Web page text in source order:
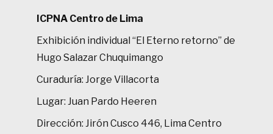
ICPNA Centro de Lima
Exhibición individual “El Eterno retorno” de
Hugo Salazar Chuquimango
Curaduría: Jorge Villacorta
Lugar: Juan Pardo Heeren
Dirección: Jirón Cusco 446, Lima Centro